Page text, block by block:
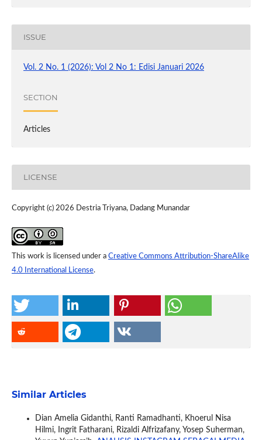
ISSUE
Vol. 2 No. 1 (2026): Vol 2 No 1: Edisi Januari 2026
SECTION
Articles
LICENSE
Copyright (c) 2026 Destria Triyana, Dadang Munandar
This work is licensed under a Creative Commons Attribution-ShareAlike
4.0 International License.
Similar Articles
Dian Amelia Gidanthi, Ranti Ramadhanti, Khoerul Nisa
Hilmi, Ingrit Fatharani, Rizaldi Alfrizafany, Yosep Suherman,